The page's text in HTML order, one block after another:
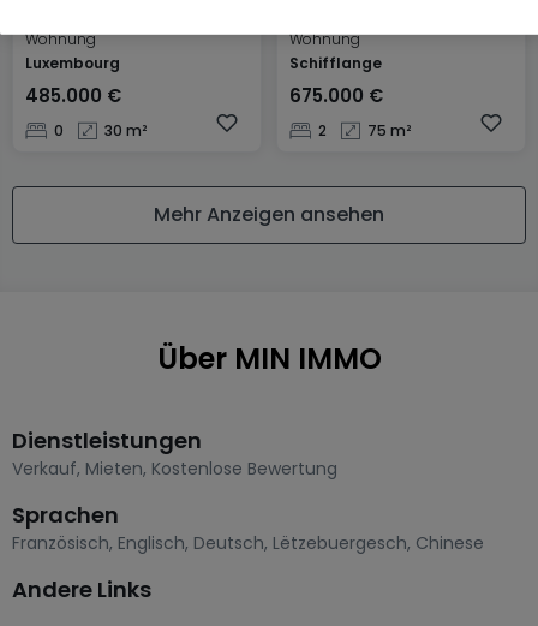
Wohnung
Luxembourg
485.000 €
0 30 m²
Wohnung
Schifflange
675.000 €
2 75 m²
Mehr Anzeigen ansehen
Über MIN IMMO
Dienstleistungen
Verkauf, Mieten, Kostenlose Bewertung
Sprachen
Französisch, Englisch, Deutsch, Lëtzebuergesch, Chinese
Andere Links